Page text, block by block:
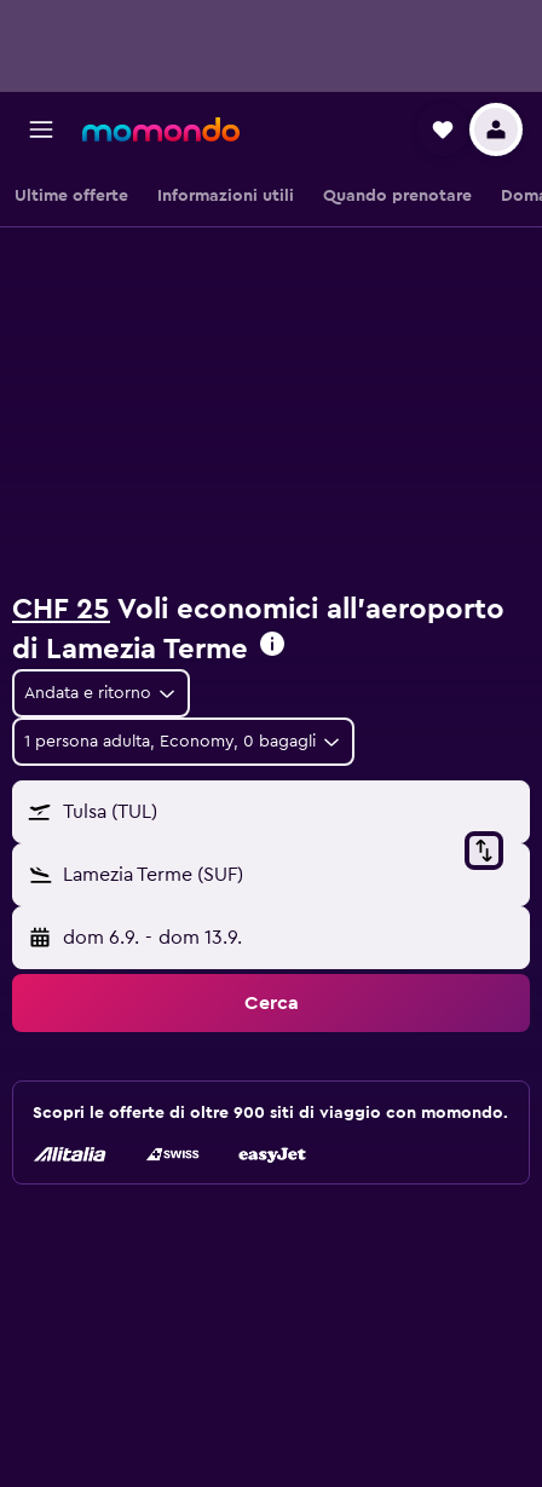
Ultime offerte Informazioni utili Quando prenotare
CHF 25 Voli economici all'aeroporto
di Lamezia Terme
Andata e ritorno
1 persona adulta, Economy, 0 bagagli
Tulsa (TUL)
Lamezia Terme (SUF)
dom 6.9. - dom 13.9.
Cerca
Scopri le offerte di oltre 900 siti di viaggio con momondo.